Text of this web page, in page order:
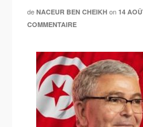
de NACEUR BEN CHEIKH on 14
COMMENTAIRE